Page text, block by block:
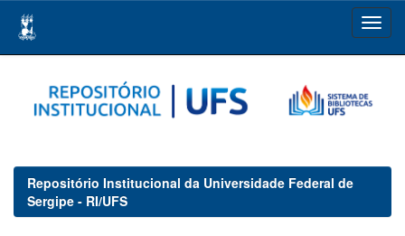
navigation
Repositório Institucional da Universidade Federal de
Sergipe - RI/UFS